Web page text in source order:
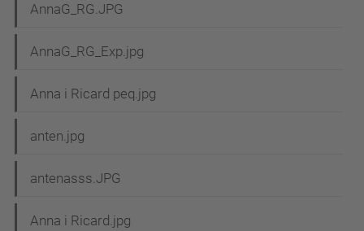
AnnaG_RG.JPG
AnnaG_RG_Exp.jpg
Anna i Ricard peq.jpg
anten.jpg
antenasss.JPG
Anna i Ricard.jpg